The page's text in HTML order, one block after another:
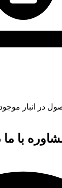
در انبار
با ما